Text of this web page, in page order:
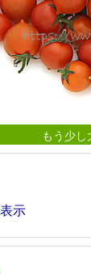
もう少
示